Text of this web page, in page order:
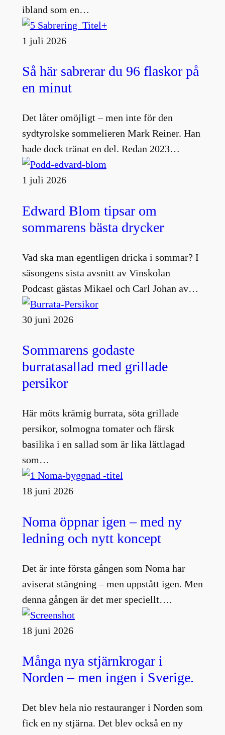
ibland som en…
1 juli 2026
Så här sabrerar du 96 flaskor på
en minut
Det låter omöjligt – men inte för den
sydtyrolske sommelieren Mark Reiner. Han
hade dock tränat en del. Redan 2023…
1 juli 2026
Edward Blom tipsar om
sommarens bästa drycker
Vad ska man egentligen dricka i sommar? I
säsongens sista avsnitt av Vinskolan
Podcast gästas Mikael och Carl Johan av…
30 juni 2026
Sommarens godaste
burratasallad med grillade
persikor
Här möts krämig burrata, söta grillade
persikor, solmogna tomater och färsk
basilika i en sallad som är lika lättlagad
som…
18 juni 2026
Noma öppnar igen – med ny
ledning och nytt koncept
Det är inte första gången som Noma har
aviserat stängning – men uppstått igen. Men
denna gången är det mer speciellt….
18 juni 2026
Många nya stjärnkrogar i
Norden – men ingen i Sverige.
Det blev hela nio restauranger i Norden som
fick en ny stjärna. Det blev också en ny